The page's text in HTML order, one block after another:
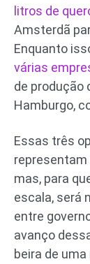
litros de
Amsterdã
Enquanto
várias
de produção
Hamburgo,
Essas três
representam
mas, para
escala, será
entre
avanço
beira de